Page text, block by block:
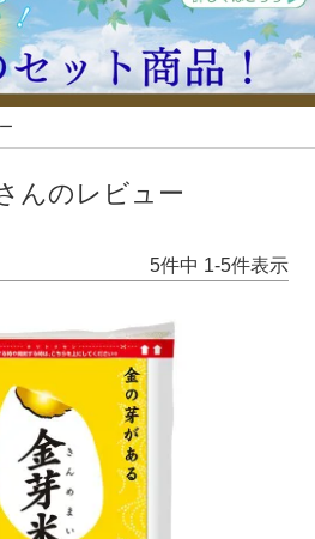
んのレビュー
5件中 1-5件表示